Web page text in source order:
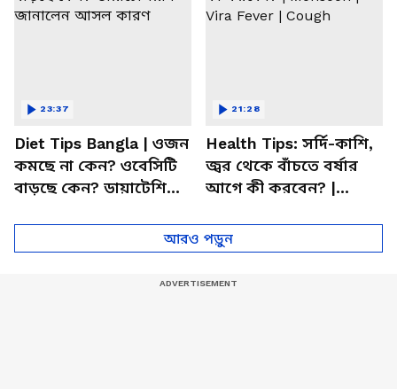
Diet Tips Bangla | ওজন
কমছে না কেন? ওবেসিটি
বাড়ছে কেন? ডায়াটেশিয়ান
23:37
Health Tips: সর্দি-কাশি,
জ্বর থেকে বাঁচতে বর্ষার
আগে কী করবেন? |
Cough
21:28
আরও পড়ুন